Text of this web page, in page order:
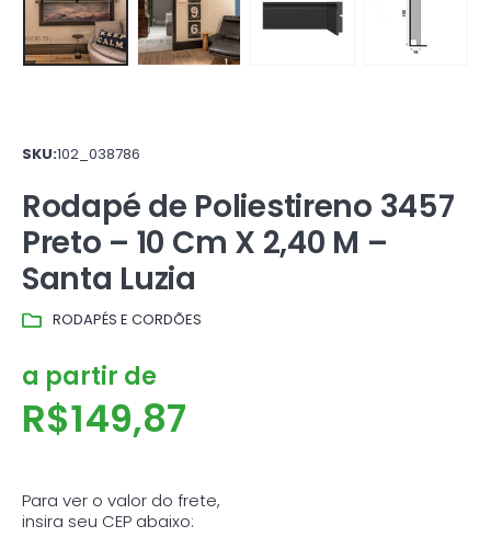
SKU:102_038786
Rodapé de Poliestireno 3457
Preto – 10 Cm X 2,40 M –
Santa Luzia
RODAPÉS E CORDÕES
a partir de
R$149,87
Para ver o valor do frete,
insira seu CEP abaixo: